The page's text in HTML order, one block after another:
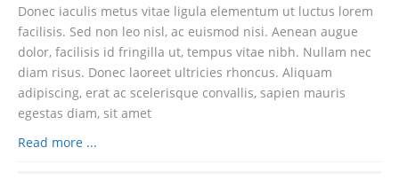
Donec iaculis metus vitae ligula elementum ut luctus lorem
facilisis. Sed non leo nisl, ac euismod nisi. Aenean augue
dolor, facilisis id fringilla ut, tempus vitae nibh. Nullam nec
diam risus. Donec laoreet ultricies rhoncus. Aliquam
adipiscing, erat ac scelerisque convallis, sapien mauris
egestas diam, sit amet
Read more ...